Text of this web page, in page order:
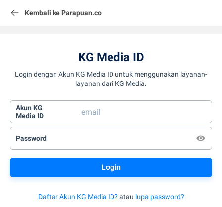
Kembali ke Parapuan.co
KG Media ID
Login dengan Akun KG Media ID untuk menggunakan layanan-
layanan dari KG Media.
Akun KG
Media ID
Password
Daftar Akun KG Media ID? atau lupa password?